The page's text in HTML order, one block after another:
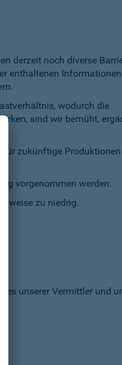
derzeit noch diverse
enthaltenen
wodurch die
sind wir bemüht,
zukünftige
vorgenommen werden.
zu niedrig.
unserer Vermittler und